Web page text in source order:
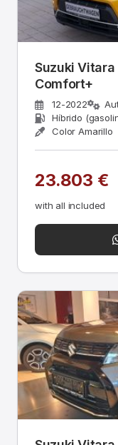
Suzuki Vitara
Comfort+
12-2022
Híbrido
Color Amarillo
23.803 €
with all included